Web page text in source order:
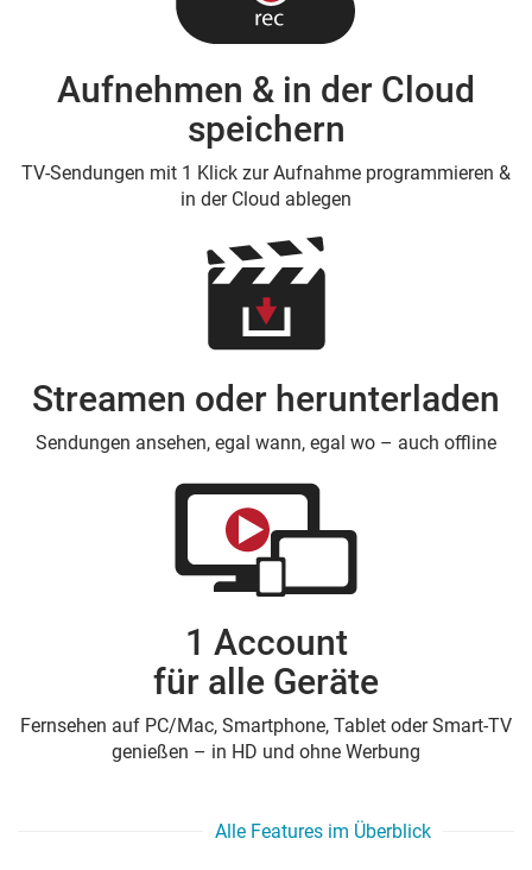
Aufnehmen & in der Cloud
speichern
TV-Sendungen mit 1 Klick zur Aufnahme programmieren &
in der Cloud ablegen
Streamen oder herunterladen
Sendungen ansehen, egal wann, egal wo – auch offline
1 Account
für alle Geräte
Fernsehen auf PC/Mac, Smartphone, Tablet oder Smart-TV
genießen – in HD und ohne Werbung
Alle Features im Überblick